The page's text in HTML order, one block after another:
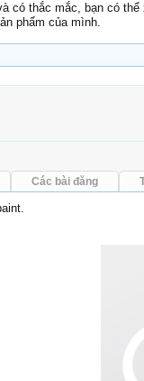
có thắc mắc, bạn có
phẩm của mình.
Các bài đăng